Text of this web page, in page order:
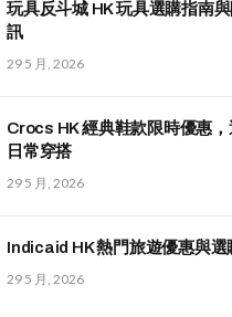
玩具反斗城 HK 玩具選購指南
訊
29 5 月, 2026
Crocs HK 經典鞋款限時優惠
日常穿搭
29 5 月, 2026
Indicaid HK 熱門旅遊優惠與選
29 5 月, 2026